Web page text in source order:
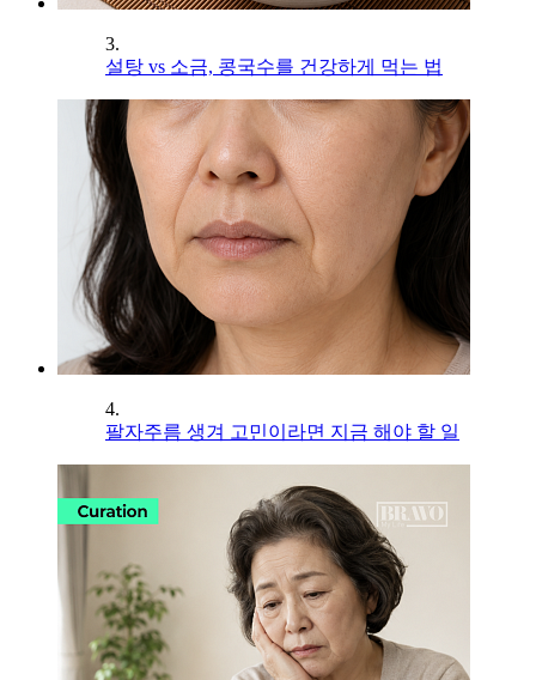
3.
설탕 vs 소금, 콩국수를 건강하게 먹는 법
4.
팔자주름 생겨 고민이라면 지금 해야 할 일